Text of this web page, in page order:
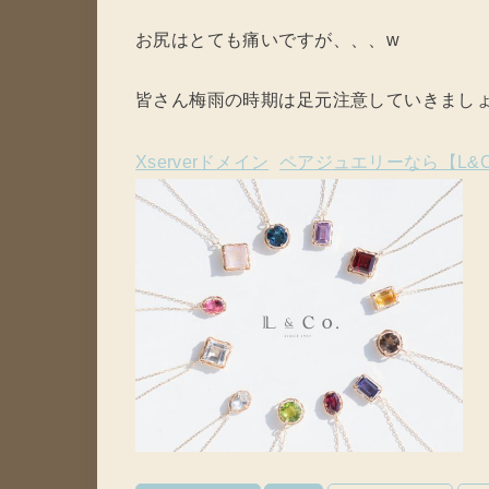
お尻はとても痛いですが、、、w
皆さん梅雨の時期は足元注意していきまし
Xserverドメイン ペアジュエリーなら【